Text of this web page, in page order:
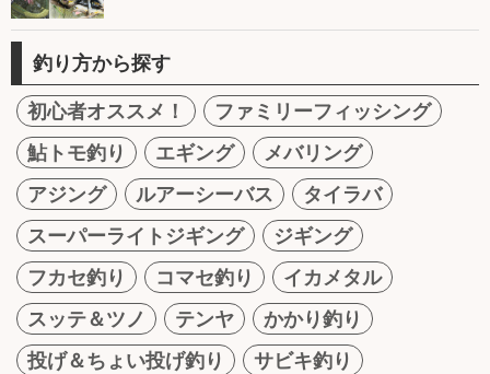
釣り方から探す
初心者オススメ！
ファミリーフィッシング
鮎トモ釣り
エギング
メバリング
アジング
ルアーシーバス
タイラバ
スーパーライトジギング
ジギング
フカセ釣り
コマセ釣り
イカメタル
スッテ＆ツノ
テンヤ
かかり釣り
投げ＆ちょい投げ釣り
サビキ釣り